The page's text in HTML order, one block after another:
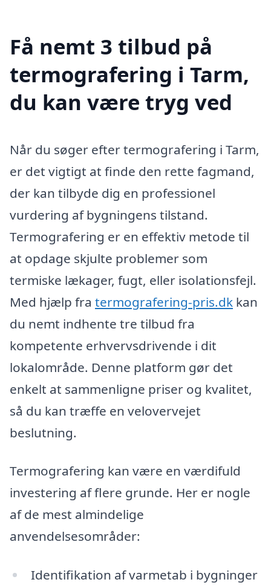
Få nemt 3 tilbud på
termografering i Tarm,
du kan være tryg ved
Når du søger efter termografering i Tarm,
er det vigtigt at finde den rette fagmand,
der kan tilbyde dig en professionel
vurdering af bygningens tilstand.
Termografering er en effektiv metode til
at opdage skjulte problemer som
termiske lækager, fugt, eller isolationsfejl.
Med hjælp fra termografering-pris.dk kan
du nemt indhente tre tilbud fra
kompetente erhvervsdrivende i dit
lokalområde. Denne platform gør det
enkelt at sammenligne priser og kvalitet,
så du kan træffe en velovervejet
beslutning.
Termografering kan være en værdifuld
investering af flere grunde. Her er nogle
af de mest almindelige
anvendelsesområder:
Identifikation af varmetab i bygninger